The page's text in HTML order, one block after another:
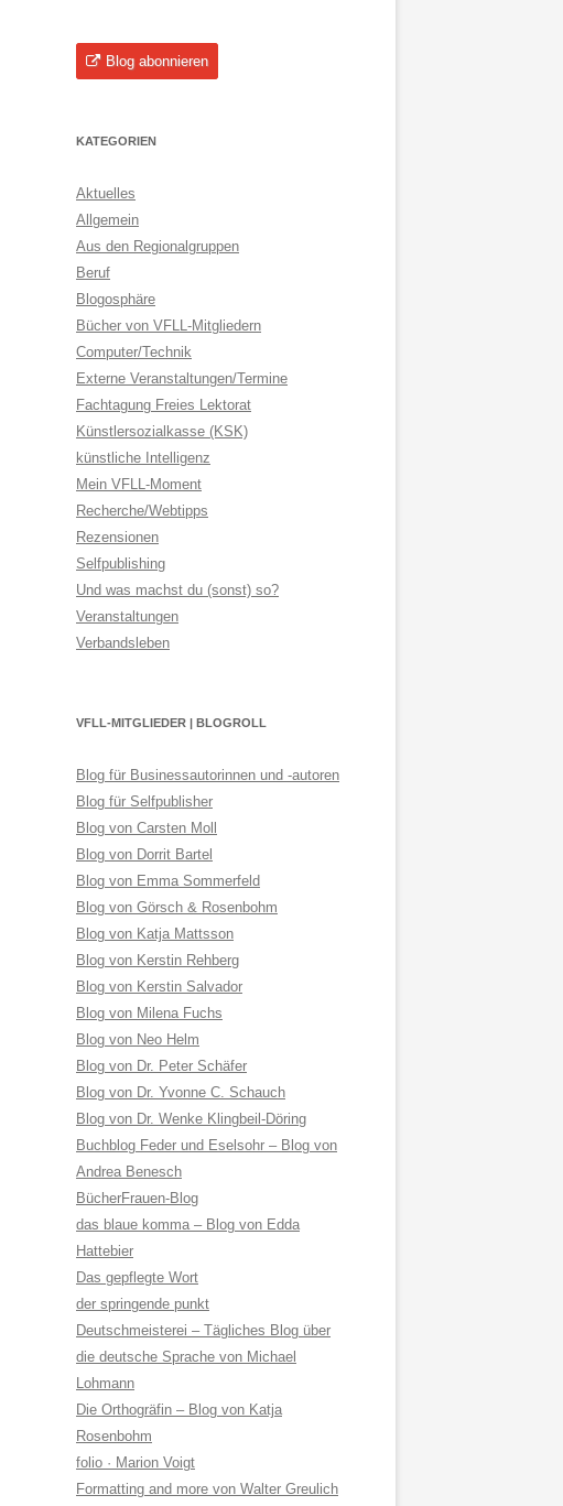
Blog abonnieren
KATEGORIEN
Aktuelles
Allgemein
Aus den Regionalgruppen
Beruf
Blogosphäre
Bücher von VFLL-Mitgliedern
Computer/Technik
Externe Veranstaltungen/Termine
Fachtagung Freies Lektorat
Künstlersozialkasse (KSK)
künstliche Intelligenz
Mein VFLL-Moment
Recherche/Webtipps
Rezensionen
Selfpublishing
Und was machst du (sonst) so?
Veranstaltungen
Verbandsleben
VFLL-MITGLIEDER | BLOGROLL
Blog für Businessautorinnen und -autoren
Blog für Selfpublisher
Blog von Carsten Moll
Blog von Dorrit Bartel
Blog von Emma Sommerfeld
Blog von Görsch & Rosenbohm
Blog von Katja Mattsson
Blog von Kerstin Rehberg
Blog von Kerstin Salvador
Blog von Milena Fuchs
Blog von Neo Helm
Blog von Dr. Peter Schäfer
Blog von Dr. Yvonne C. Schauch
Blog von Dr. Wenke Klingbeil-Döring
Buchblog Feder und Eselsohr – Blog von
Andrea Benesch
BücherFrauen-Blog
das blaue komma – Blog von Edda
Hattebier
Das gepflegte Wort
der springende punkt
Deutschmeisterei – Tägliches Blog über
die deutsche Sprache von Michael
Lohmann
Die Orthogräfin – Blog von Katja
Rosenbohm
folio · Marion Voigt
Formatting and more von Walter Greulich